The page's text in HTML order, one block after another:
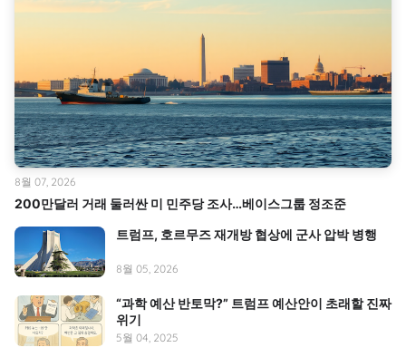
200만달러 거래 둘러싼 미 민주당 조사…베이스그룹 정조준
8월 07, 2026
트럼프, 호르무즈 재개방 협상에 군사 압박 병행
8월 05, 2026
“과학 예산 반토막?” 트럼프 예산안이 초래할 진짜
위기
5월 04, 2025